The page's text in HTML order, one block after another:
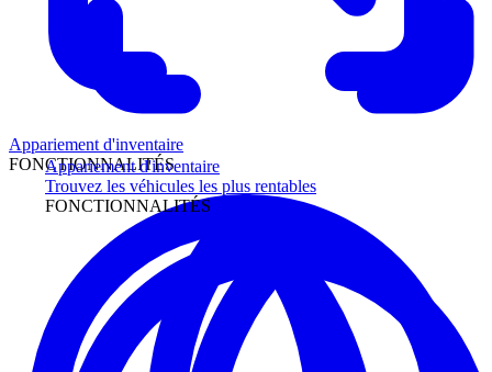
Appariement d'inventaire
Trouvez les véhicules les plus rentables
FONCTIONNALITÉS
Appariement d'inventaire
FONCTIONNALITÉS